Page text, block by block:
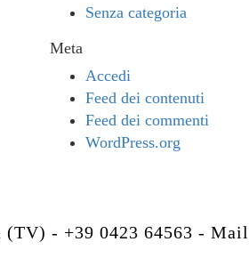
Senza categoria
Meta
Accedi
Feed dei contenuti
Feed dei commenti
WordPress.org
(TV) - +39 0423 64563 - Mail